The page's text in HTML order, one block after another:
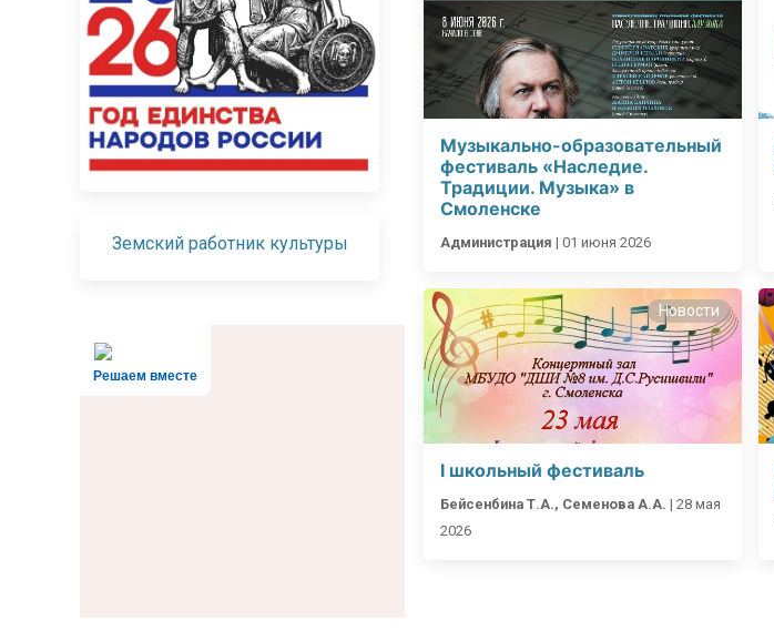
Земский работник культуры
Решаем вместе
Музыкально-образовательный
фестиваль «Наследие.
Традиции. Музыка» в
Смоленске
Администрация | 01 июня 2026
Новости
I школьный фестиваль
Бейсенбина Т.А., Семенова А.А. | 28 мая
2026